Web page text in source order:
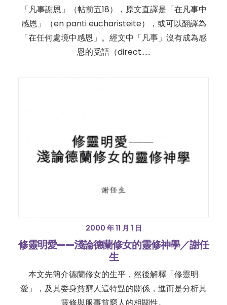
「凡事謝恩」（帖前五18），原文直譯是「在凡事中
感恩」（en panti eucharisteite），或可以翻譯為
「在任何處境中感恩」。經文中「凡事」沒有成為感
恩的受語（direct……
2000 年 11 月 1 日
修靈明愛——淺論德蘭修女的靈修神學／謝任
生
本文先簡介德蘭修女的生平，然後解釋「修靈明
愛」，及其委身貧窮人這特點的關係，進而是分析其
靈修與服事貧窮人的相關性。